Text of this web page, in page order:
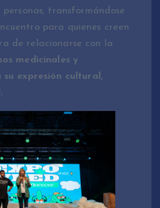
transformándose
para quienes creen
de relacionarse con la
medicinales y
expresión cultural,